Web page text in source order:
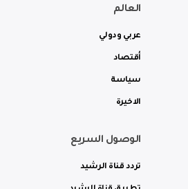
العالم
عربي ودولي
أقتصاد
سياسة
الاخيرة
الوصول السريع
تردد قناة الرشيد